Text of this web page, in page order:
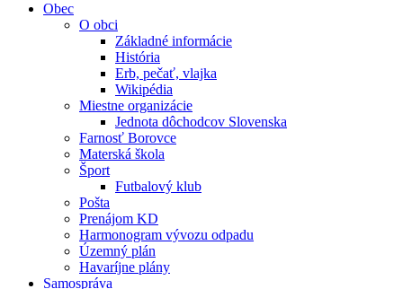
Obec
O obci
Základné informácie
História
Erb, pečať, vlajka
Wikipédia
Miestne organizácie
Jednota dôchodcov Slovenska
Farnosť Borovce
Materská škola
Šport
Futbalový klub
Pošta
Prenájom KD
Harmonogram vývozu odpadu
Územný plán
Havaríjne plány
Samospráva